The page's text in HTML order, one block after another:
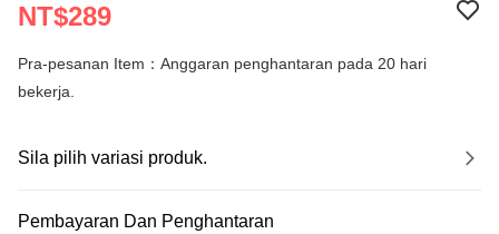
NT$289
Pra-pesanan Item：Anggaran penghantaran pada 20 hari
bekerja.
Sila pilih variasi produk.
Pembayaran Dan Penghantaran